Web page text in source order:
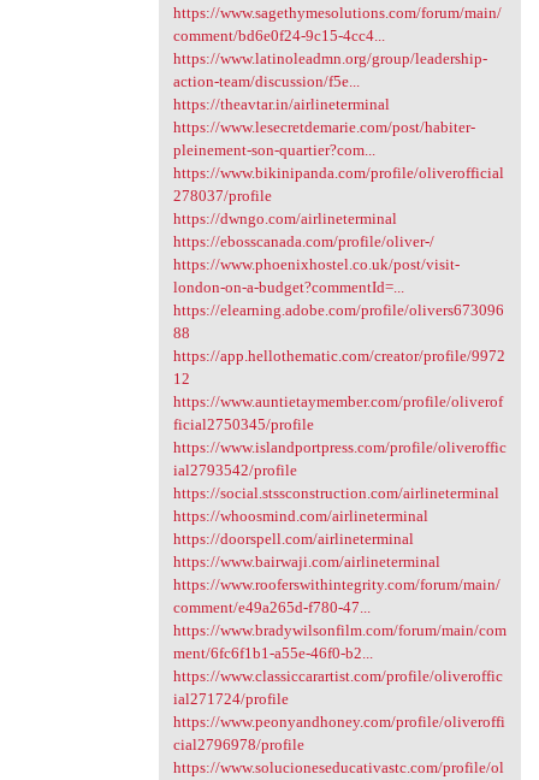
https://www.sagethymesolutions.com/forum/main/
comment/bd6e0f24-9c15-4cc4...
https://www.latinoleadmn.org/group/leadership-
action-team/discussion/f5e...
https://theavtar.in/airlineterminal
https://www.lesecretdemarie.com/post/habiter-
pleinement-son-quartier?com...
https://www.bikinipanda.com/profile/oliverofficial
278037/profile
https://dwngo.com/airlineterminal
https://ebosscanada.com/profile/oliver-/
https://www.phoenixhostel.co.uk/post/visit-
london-on-a-budget?commentId=...
https://elearning.adobe.com/profile/olivers673096
88
https://app.hellothematic.com/creator/profile/9972
12
https://www.auntietaymember.com/profile/oliverof
ficial2750345/profile
https://www.islandportpress.com/profile/oliveroffic
ial2793542/profile
https://social.stssconstruction.com/airlineterminal
https://whoosmind.com/airlineterminal
https://doorspell.com/airlineterminal
https://www.bairwaji.com/airlineterminal
https://www.rooferswithintegrity.com/forum/main/
comment/e49a265d-f780-47...
https://www.bradywilsonfilm.com/forum/main/com
ment/6fc6f1b1-a55e-46f0-b2...
https://www.classiccarartist.com/profile/oliveroffic
ial271724/profile
https://www.peonyandhoney.com/profile/oliveroffi
cial2796978/profile
https://www.solucioneseducativastc.com/profile/ol